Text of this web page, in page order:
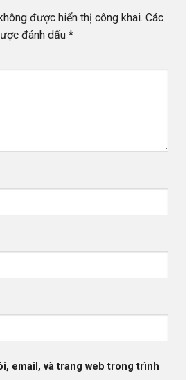
được hiển thị công khai. Các
đánh dấu *
email, và trang web trong trình